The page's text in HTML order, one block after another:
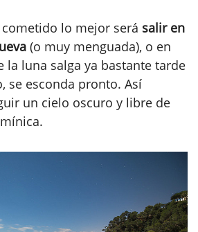
lo mejor será salir en
(o muy menguada), o en
la luna salga ya bastante tarde
se esconda pronto. Así
un cielo oscuro y libre de